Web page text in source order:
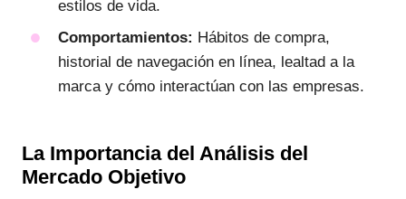
estilos de vida.
Comportamientos: Hábitos de compra,
historial de navegación en línea, lealtad a la
marca y cómo interactúan con las empresas.
La Importancia del Análisis del
Mercado Objetivo